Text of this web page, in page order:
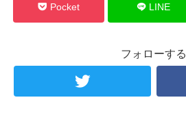
Pocket LINE
フォローする